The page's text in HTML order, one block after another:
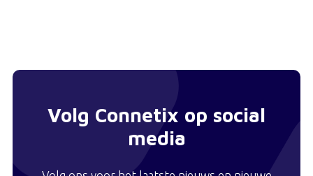
Volg Connetix op social
media